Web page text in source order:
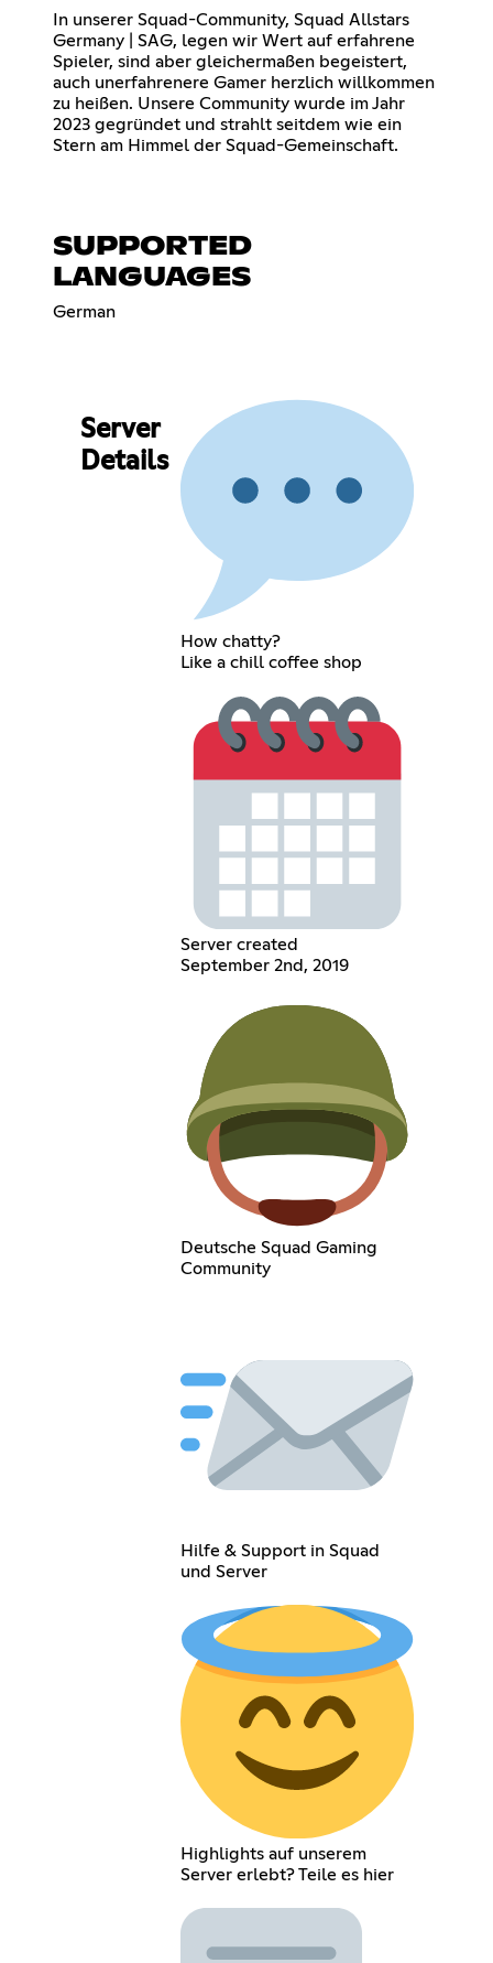
In unserer Squad-Community, Squad Allstars
Germany | SAG, legen wir Wert auf erfahrene
Spieler, sind aber gleichermaßen begeistert,
auch unerfahrenere Gamer herzlich willkommen
zu heißen. Unsere Community wurde im Jahr
2023 gegründet und strahlt seitdem wie ein
Stern am Himmel der Squad-Gemeinschaft.
SUPPORTED
LANGUAGES
German
Server
Details
How chatty?
Like a chill coffee shop
Server created
September 2nd, 2019
Deutsche Squad Gaming
Community
Hilfe & Support in Squad
und Server
Highlights auf unserem
Server erlebt? Teile es hier